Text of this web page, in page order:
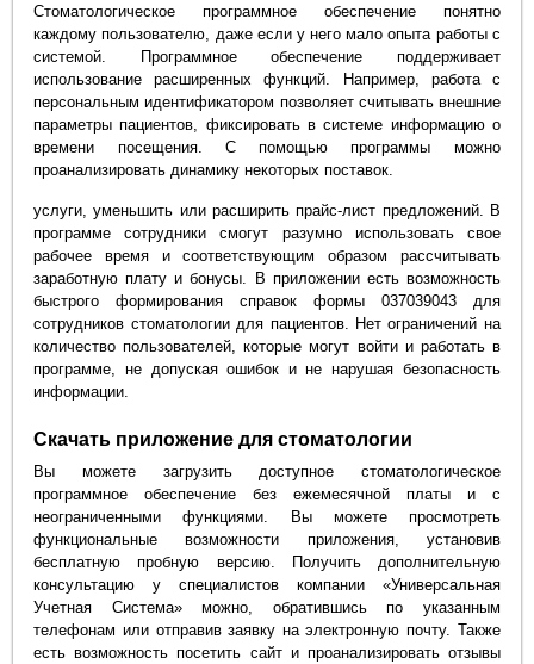
Стоматологическое программное обеспечение понятно
каждому пользователю, даже если у него мало опыта работы с
системой. Программное обеспечение поддерживает
использование расширенных функций. Например, работа с
персональным идентификатором позволяет считывать внешние
параметры пациентов, фиксировать в системе информацию о
времени посещения. С помощью программы можно
проанализировать динамику некоторых поставок.
услуги, уменьшить или расширить прайс-лист предложений. В
программе сотрудники смогут разумно использовать свое
рабочее время и соответствующим образом рассчитывать
заработную плату и бонусы. В приложении есть возможность
быстрого формирования справок формы 037039043 для
сотрудников стоматологии для пациентов. Нет ограничений на
количество пользователей, которые могут войти и работать в
программе, не допуская ошибок и не нарушая безопасность
информации.
Скачать приложение для стоматологии
Вы можете загрузить доступное стоматологическое
программное обеспечение без ежемесячной платы и с
неограниченными функциями. Вы можете просмотреть
функциональные возможности приложения, установив
бесплатную пробную версию. Получить дополнительную
консультацию у специалистов компании «Универсальная
Учетная Система» можно, обратившись по указанным
телефонам или отправив заявку на электронную почту. Также
есть возможность посетить сайт и проанализировать отзывы